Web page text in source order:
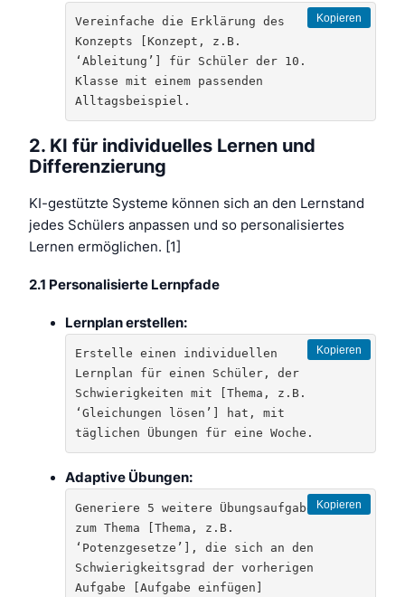
Vereinfache die Erklärung des
Konzepts [Konzept, z.B.
‘Ableitung’] für Schüler der 10.
Klasse mit einem passenden
Alltagsbeispiel.
Kopieren
2. KI für individuelles Lernen und
Differenzierung
KI-gestützte Systeme können sich an den Lernstand
jedes Schülers anpassen und so personalisiertes
Lernen ermöglichen. [1]
2.1 Personalisierte Lernpfade
Lernplan erstellen:
Erstelle einen individuellen
Lernplan für einen Schüler, der
Schwierigkeiten mit [Thema, z.B.
‘Gleichungen lösen’] hat, mit
täglichen Übungen für eine Woche.
Kopieren
Adaptive Übungen:
Generiere 5 weitere Übungsaufgaben
zum Thema [Thema, z.B.
‘Potenzgesetze’], die sich an den
Schwierigkeitsgrad der vorherigen
Aufgabe [Aufgabe einfügen]
Kopieren